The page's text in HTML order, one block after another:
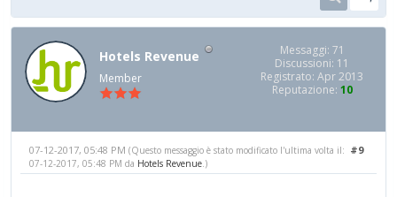
Hotels Revenue
Member
Messaggi: 71
Discussioni: 11
Registrato: Apr 2013
Reputazione: 10
#9
07-12-2017, 05:48 PM (Questo messaggio è stato modificato l'ultima volta il:
07-12-2017, 05:48 PM da Hotels Revenue.)